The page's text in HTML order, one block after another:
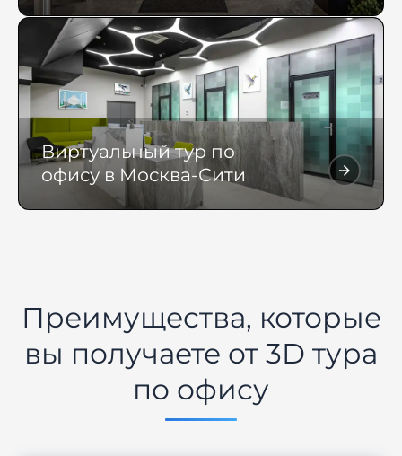
Виртуальный тур по
офису в Москва-Сити
Преимущества, которые
вы получаете от 3D тура
по офису